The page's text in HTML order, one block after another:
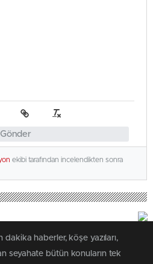
Gönder
ekibi tarafından incelendikten sonra
dakika haberler, köşe yazıları,
seyahate bütün konuların tek